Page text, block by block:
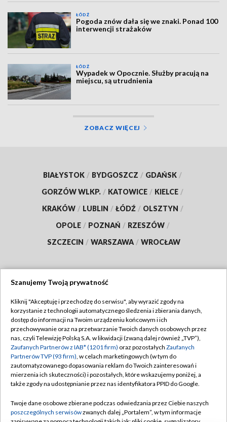
ŁÓDŹ
Pogoda znów dała się we znaki. Ponad 100
interwencji strażaków
ŁÓDŹ
Wypadek w Opocznie. Służby pracują na
miejscu, są utrudnienia
ZOBACZ WIĘCEJ
BIAŁYSTOK / BYDGOSZCZ / GDAŃSK /
GORZÓW WLKP. / KATOWICE / KIELCE /
KRAKÓW / LUBLIN / ŁÓDŹ / OLSZTYN /
OPOLE / POZNAŃ / RZESZÓW /
SZCZECIN / WARSZAWA / WROCŁAW
TVP
Abonament TVP
Emisja w TVP
Centrum informacji TVP
Naziemna Telewizja Cyfrowa
Rada Programowa
Regulamin TVP
Polityka prywatności
Moje zgody
Pomoc
Kontakt
Szanujemy Twoją prywatność
Kliknij "Akceptuję i przechodzę do serwisu", aby wyrazić zgody na
korzystanie z technologii automatycznego śledzenia i zbierania danych,
dostęp do informacji na Twoim urządzeniu końcowym i ich
przechowywanie oraz na przetwarzanie Twoich danych osobowych przez
nas, czyli Telewizję Polską S.A. w likwidacji (zwaną dalej również „TVP”),
Zaufanych Partnerów z IAB* (1201 firm) oraz pozostałych Zaufanych
Partnerów TVP (93 firm), w celach marketingowych (w tym do
zautomatyzowanego dopasowania reklam do Twoich zainteresowań i
mierzenia ich skuteczności) i pozostałych, które wskazujemy poniżej, a
także zgody na udostępnianie przez nas identyfikatora PPID do Google.
Twoje dane osobowe zbierane podczas odwiedzania przez Ciebie naszych
poszczególnych serwisówzwanych dalej „Portalem”, w tym informacje